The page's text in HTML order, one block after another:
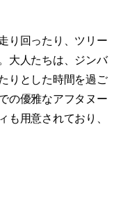
り回ったり、ツリー
大人たちは、ジンバ
りとした時間を過ご
の優雅なアフタヌー
も用意されており、